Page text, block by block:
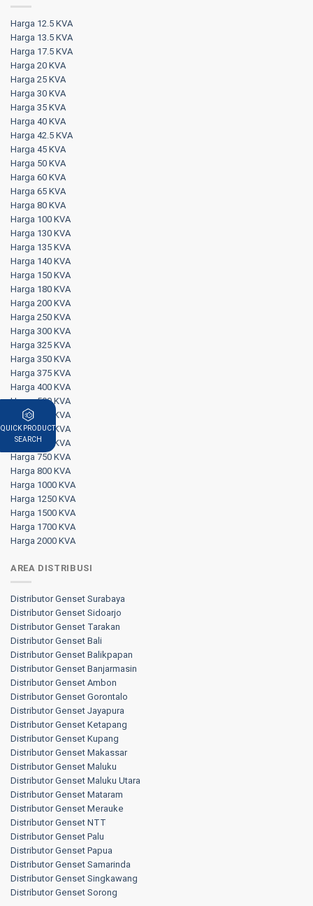
Harga 12.5 KVA
Harga 13.5 KVA
Harga 17.5 KVA
Harga 20 KVA
Harga 25 KVA
Harga 30 KVA
Harga 35 KVA
Harga 40 KVA
Harga 42.5 KVA
Harga 45 KVA
Harga 50 KVA
Harga 60 KVA
Harga 65 KVA
Harga 80 KVA
Harga 100 KVA
Harga 130 KVA
Harga 135 KVA
Harga 140 KVA
Harga 150 KVA
Harga 180 KVA
Harga 200 KVA
Harga 250 KVA
Harga 300 KVA
Harga 325 KVA
Harga 350 KVA
Harga 375 KVA
Harga 400 KVA
Harga 500 KVA
Harga 570 KVA
Harga 625 KVA
Harga 650 KVA
Harga 750 KVA
Harga 800 KVA
Harga 1000 KVA
Harga 1250 KVA
Harga 1500 KVA
Harga 1700 KVA
Harga 2000 KVA
AREA DISTRIBUSI
Distributor Genset Surabaya
Distributor Genset Sidoarjo
Distributor Genset Tarakan
Distributor Genset Bali
Distributor Genset Balikpapan
Distributor Genset Banjarmasin
Distributor Genset Ambon
Distributor Genset Gorontalo
Distributor Genset Jayapura
Distributor Genset Ketapang
Distributor Genset Kupang
Distributor Genset Makassar
Distributor Genset Maluku
Distributor Genset Maluku Utara
Distributor Genset Mataram
Distributor Genset Merauke
Distributor Genset NTT
Distributor Genset Palu
Distributor Genset Papua
Distributor Genset Samarinda
Distributor Genset Singkawang
Distributor Genset Sorong
QUICK PRODUCT
SEARCH